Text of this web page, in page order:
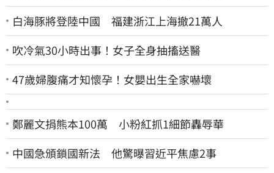
白海豚將登陸中國 福建浙江上海撤21萬人
吹冷氣30小時出事！女子全身抽搐送醫
47歲婦腹痛才知懷孕！女嬰出生全家嚇壞
鄭麗文捐熊本100萬 小粉紅抓1細節轟辱華
中國急頒鎖國新法 他驚曝習近平焦慮2事